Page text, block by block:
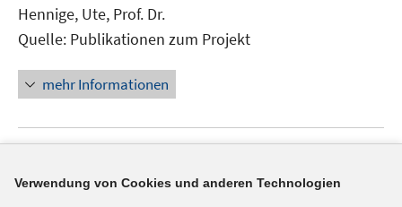
Hennige, Ute, Prof. Dr.
Quelle: Publikationen zum Projekt
mehr Informationen
Förderung der Ausbildung durch Tarifvertrag
Verwendung von Cookies und anderen Technologien